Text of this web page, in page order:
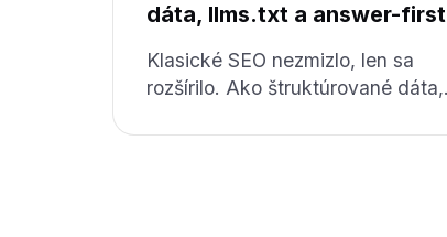
dáta, llms.txt a answer-first
Klasické SEO nezmizlo, len sa
rozšírilo. Ako štruktúrované dáta,
rozhodujú o viditeľnosti vo